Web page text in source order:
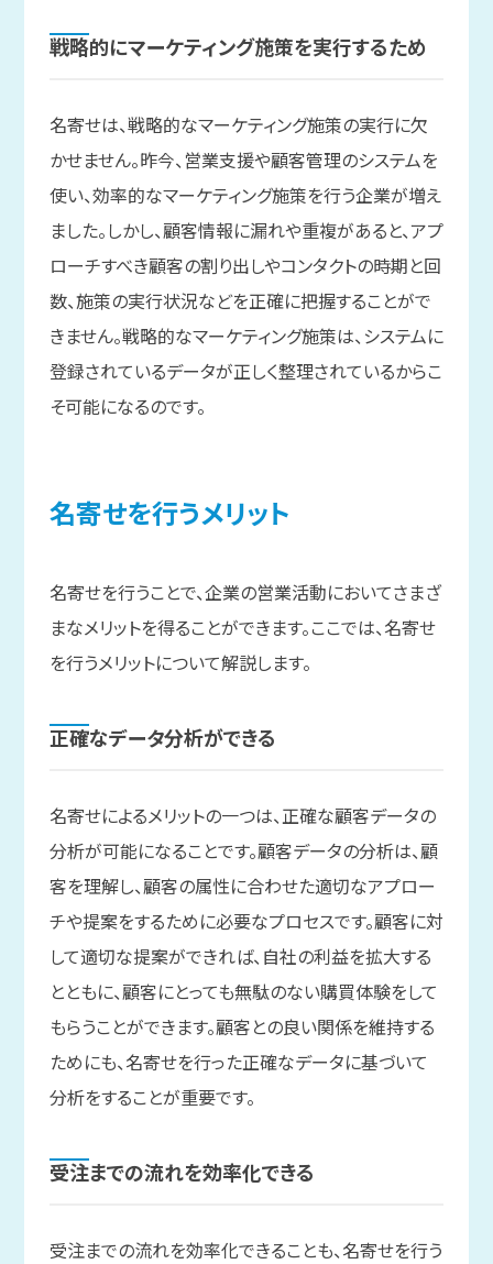
戦略的にマーケティング施策を実行するため
名寄せは、戦略的なマーケティング施策の実行に欠
かせません。昨今、営業支援や顧客管理のシステムを
使い、効率的なマーケティング施策を行う企業が増え
ました。しかし、顧客情報に漏れや重複があると、アプ
ローチすべき顧客の割り出しやコンタクトの時期と回
数、施策の実行状況などを正確に把握することがで
きません。戦略的なマーケティング施策は、システムに
登録されているデータが正しく整理されているからこ
そ可能になるのです。
名寄せを行うメリット
名寄せを行うことで、企業の営業活動においてさまざ
まなメリットを得ることができます。ここでは、名寄せ
を行うメリットについて解説します。
正確なデータ分析ができる
名寄せによるメリットの一つは、正確な顧客データの
分析が可能になることです。顧客データの分析は、顧
客を理解し、顧客の属性に合わせた適切なアプロー
チや提案をするために必要なプロセスです。顧客に対
して適切な提案ができれば、自社の利益を拡大する
とともに、顧客にとっても無駄のない購買体験をして
もらうことができます。顧客との良い関係を維持する
ためにも、名寄せを行った正確なデータに基づいて
分析をすることが重要です。
受注までの流れを効率化できる
受注までの流れを効率化できることも、名寄せを行う